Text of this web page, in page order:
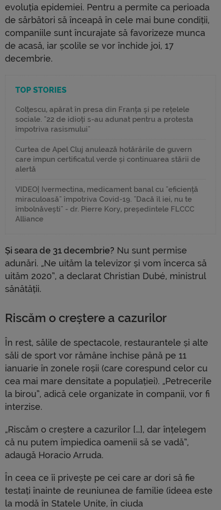
evoluția epidemiei. Pentru a permite ca perioada
de sărbători să înceapă în cele mai bune condiții,
companiile sunt încurajate să favorizeze munca
de acasă, iar școlile se vor închide joi, 17
decembrie.
TOP STORIES
Colțescu, apărat în presa din Franța și pe rețelele
sociale. "22 de idioți s-au adunat pentru a protesta
împotriva rasismului"
Curtea de Apel Cluj anulează hotărârile de guvern
care impun certificatul verde și continuarea stării de
alertă
VIDEO| Ivermectina, medicament banal cu "eficiență
miraculoasă" împotriva Covid-19. "Dacă îl iei, nu te
îmbolnăvești" - dr. Pierre Kory, președintele FLCCC
Alliance
Și seara de 31 decembrie? Nu sunt permise
adunări. „Ne uităm la televizor și vom încerca să
uităm 2020”, a declarat Christian Dubé, ministrul
sănătății.
Riscăm o creștere a cazurilor
În rest, sălile de spectacole, restaurantele și alte
săli de sport vor rămâne închise până pe 11
ianuarie în zonele roșii (care corespund celor cu
cea mai mare densitate a populației). „Petrecerile
la birou”, adică cele organizate în companii, vor fi
interzise.
„Riscăm o creștere a cazurilor […], dar înțelegem
că nu putem împiedica oamenii să se vadă”,
adaugă Horacio Arruda.
În ceea ce îi privește pe cei care ar dori să fie
testați înainte de reuniunea de familie (ideea este
la modă în Statele Unite, în ciuda